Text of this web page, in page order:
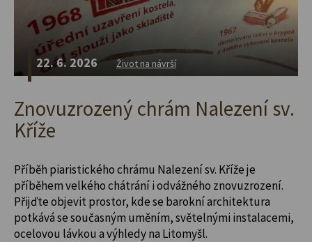
22. 6. 2026 Život na návrší
Znovuzrozený chrám Nalezení sv.
Kříže
Příběh piaristického chrámu Nalezení sv. Kříže je
příběhem velkého chátrání i odvážného znovuzrození.
Přijďte objevit prostor, kde se barokní architektura
potkává se současným uměním, světelnými instalacemi,
ocelovou lávkou a výhledy na Litomyšl.